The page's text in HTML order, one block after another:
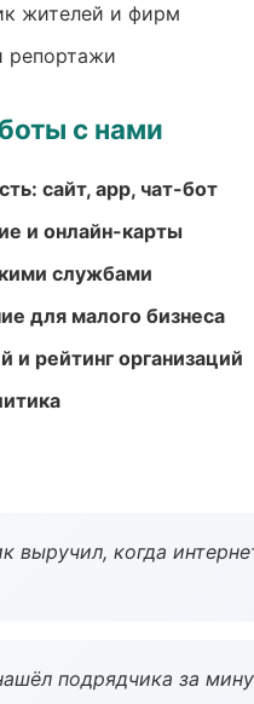
жителей и фирм
репортажи
с нами
сайт, app, чат-бот
и онлайн-карты
службами
для малого бизнеса
и рейтинг организаций
выручил, когда
подрядчика за